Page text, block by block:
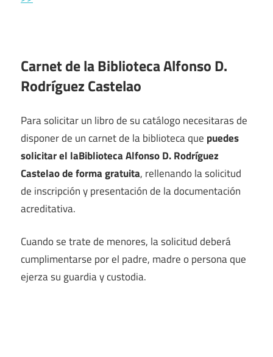
Carnet de la Biblioteca Alfonso D.
Rodríguez Castelao
Para solicitar un libro de su catálogo necesitaras de
disponer de un carnet de la biblioteca que puedes
solicitar el laBiblioteca Alfonso D. Rodríguez
Castelao de forma gratuita, rellenando la solicitud
de inscripción y presentación de la documentación
acreditativa.
Cuando se trate de menores, la solicitud deberá
cumplimentarse por el padre, madre o persona que
ejerza su guardia y custodia.